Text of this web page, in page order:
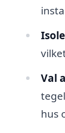
Val
hus